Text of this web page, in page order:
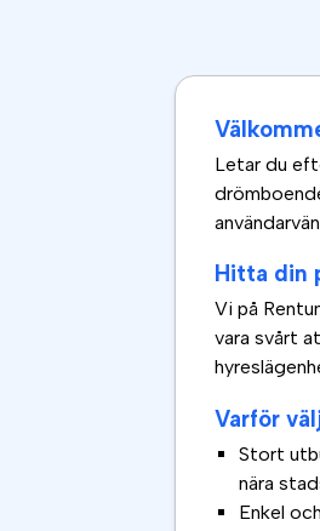
Letar du
Hitta din
Vi på
vara svårt
Varför
Stort
nära
Enkel